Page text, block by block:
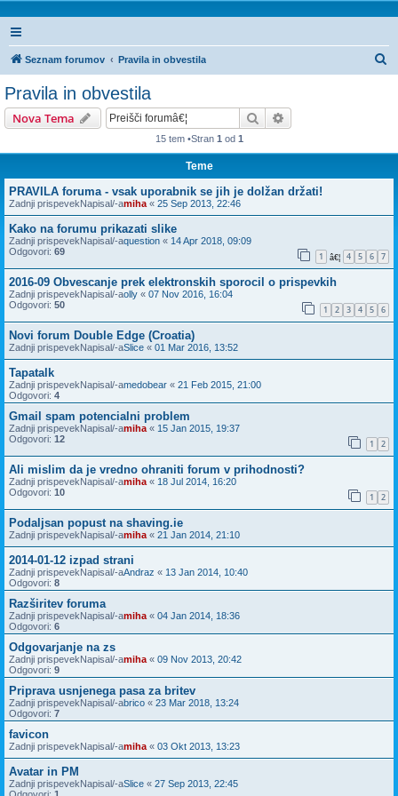
Seznam forumov Pravila in obvestila
Pravila in obvestila
Nova Tema Iskanje
15 tem •Stran 1 od 1
Teme
PRAVILA foruma - vsak uporabnik se jih je dolžan držati!
Zadnji prispevekNapisal/-amiha « 25 Sep 2013, 22:46
Kako na forumu prikazati slike
Zadnji prispevekNapisal/-aquestion « 14 Apr 2018, 09:09
Odgovori: 69 1 â€¦ 4 5 6 7
2016-09 Obvescanje prek elektronskih sporocil o prispevkih
Zadnji prispevekNapisal/-aolly « 07 Nov 2016, 16:04
Odgovori: 50 1 2 3 4 5 6
Novi forum Double Edge (Croatia)
Zadnji prispevekNapisal/-aSlice « 01 Mar 2016, 13:52
Tapatalk
Zadnji prispevekNapisal/-amedobear « 21 Feb 2015, 21:00
Odgovori: 4
Gmail spam potencialni problem
Zadnji prispevekNapisal/-amiha « 15 Jan 2015, 19:37
Odgovori: 12 1 2
Ali mislim da je vredno ohraniti forum v prihodnosti?
Zadnji prispevekNapisal/-amiha « 18 Jul 2014, 16:20
Odgovori: 10 1 2
Podaljsan popust na shaving.ie
Zadnji prispevekNapisal/-amiha « 21 Jan 2014, 21:10
2014-01-12 izpad strani
Zadnji prispevekNapisal/-aAndraz « 13 Jan 2014, 10:40
Odgovori: 8
Razširitev foruma
Zadnji prispevekNapisal/-amiha « 04 Jan 2014, 18:36
Odgovori: 6
Odgovarjanje na zs
Zadnji prispevekNapisal/-amiha « 09 Nov 2013, 20:42
Odgovori: 9
Priprava usnjenega pasa za britev
Zadnji prispevekNapisal/-abrico « 23 Mar 2018, 13:24
Odgovori: 7
favicon
Zadnji prispevekNapisal/-amiha « 03 Okt 2013, 13:23
Avatar in PM
Zadnji prispevekNapisal/-aSlice « 27 Sep 2013, 22:45